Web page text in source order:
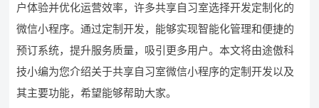
户体验并优化运营效率，许多共享自习室选择开发定制化的
微信小程序。通过定制开发，能够实现智能化管理和便捷的
预订系统，提升服务质量，吸引更多用户。本文将由途傲科
技小编为您介绍关于共享自习室微信小程序的定制开发以及
其主要功能，希望能够帮助大家。